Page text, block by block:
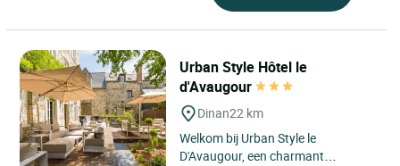
Urban Style Hôtel le
d'Avaugour
Dinan22 km
Welkom bij Urban Style le
D'Avaugour, een charmant